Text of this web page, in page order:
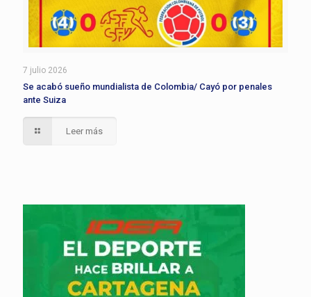
7 julio 2026
Se acabó sueño mundialista de Colombia/ Cayó por penales
ante Suiza
Leer más